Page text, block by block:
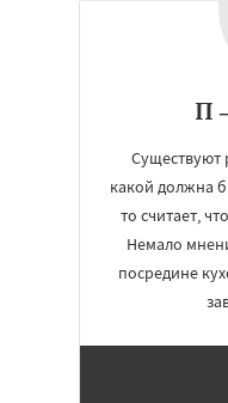
П
Существуют
какой должна
то считает,
Немало
посредине